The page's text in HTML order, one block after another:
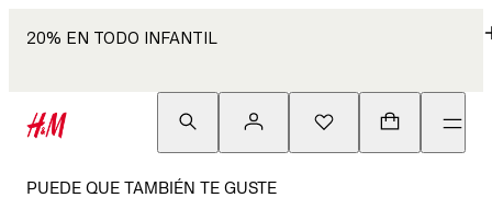
20% EN TODO INFANTIL
PUEDE QUE TAMBIÉN TE GUSTE